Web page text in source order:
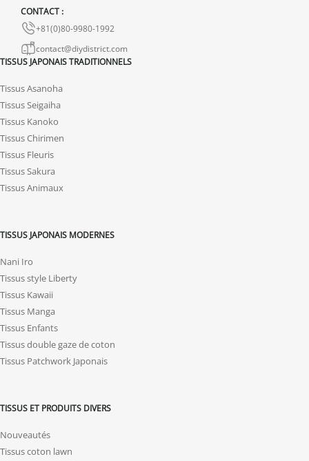
avec photos ou vidéo, afin que nous trouvions ensemble une
solution rapide et adaptée.
CONTACT :
+81(0)80-9980-1992
contact@diydistrict.com
TISSUS JAPONAIS TRADITIONNELS
Tissus Asanoha
Tissus Seigaiha
Tissus Kanoko
Tissus Chirimen
Tissus Fleuris
Tissus Sakura
Tissus Animaux
TISSUS JAPONAIS MODERNES
Nani Iro
Tissus style Liberty
Tissus Kawaii
Tissus Manga
Tissus Enfants
Tissus double gaze de coton
Tissus Patchwork Japonais
TISSUS ET PRODUITS DIVERS
Nouveautés
Tissus coton lawn